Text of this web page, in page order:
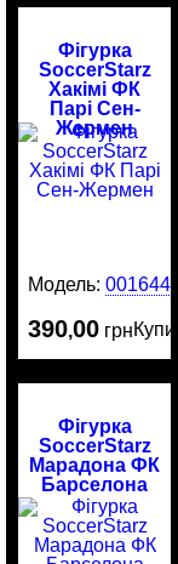
Фігурка
SoccerStarz
Хакімі ФК
Парі Сен-
Жермен
Модель:0016445
390,00 грн
Фігурка
SoccerStarz
Марадона ФК
Барселона